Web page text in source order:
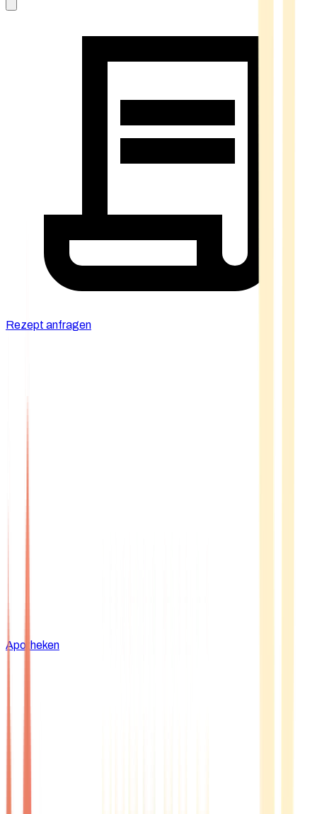
Rezept anfragen
Apotheken